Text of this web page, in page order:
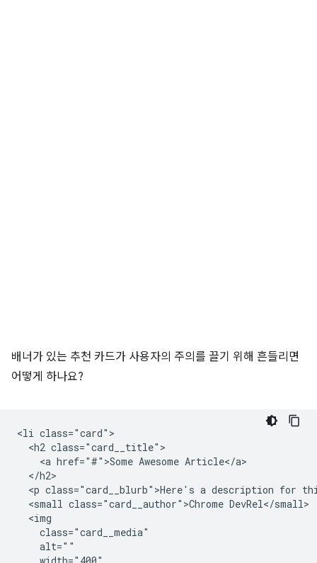
배너가 있는 추천 카드가 사용자의 주의를 끌기 위해 흔들리면
어떻게 하나요?
<li class="card">
  <h2 class="card__title">
    <a href="#">Some Awesome Article</a>
  </h2>
<p class="card__blurb">Here's a description for
  <small class="card__author">Chrome DevRel</small>
  <img
    class="card__media"
    alt=""